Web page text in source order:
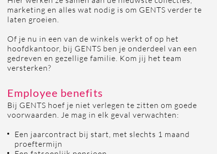
marketing en alles wat nodig is om GENTS verder te
laten groeien.
Of je nu in een van de winkels werkt of op het
hoofdkantoor, bij GENTS ben je onderdeel van een
gedreven en gezellige familie. Kom jij het team
versterken?
Employee benefits
Bij GENTS hoef je niet verlegen te zitten om goede
voorwaarden. Je mag in elk geval verwachten:
Een jaarcontract bij start, met slechts 1 maand
proeftermijn